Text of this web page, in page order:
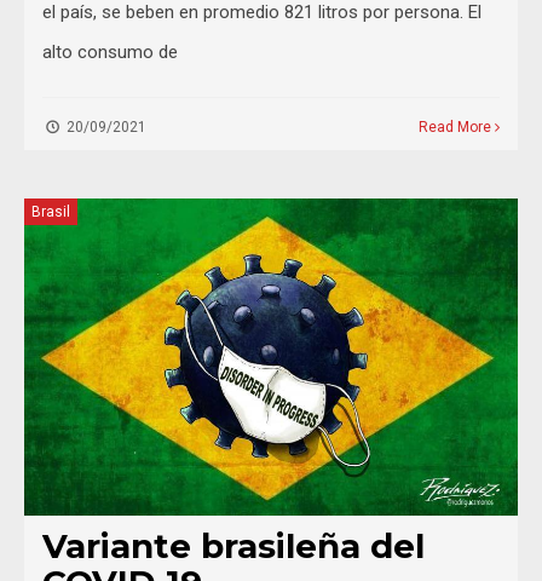
el país, se beben en promedio 821 litros por persona. El
alto consumo de
20/09/2021 Read More
Brasil
Variante brasileña del